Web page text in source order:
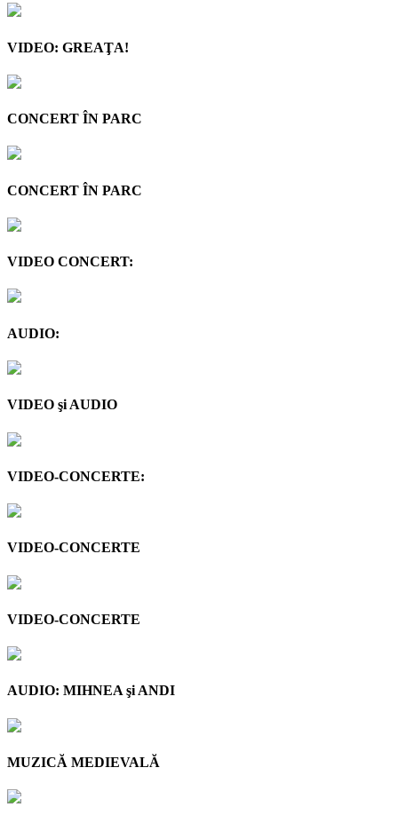
VIDEO: GREAŢA!
CONCERT ÎN PARC
CONCERT ÎN PARC
VIDEO CONCERT:
AUDIO:
VIDEO şi AUDIO
VIDEO-CONCERTE:
VIDEO-CONCERTE
VIDEO-CONCERTE
AUDIO: MIHNEA şi ANDI
MUZICĂ MEDIEVALĂ